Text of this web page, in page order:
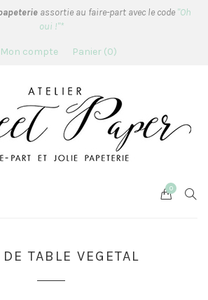
assortie au faire-part avec le code "Oh
oui !"*
Mon compte Panier 0
Cart
0
TABLE VEGETAL